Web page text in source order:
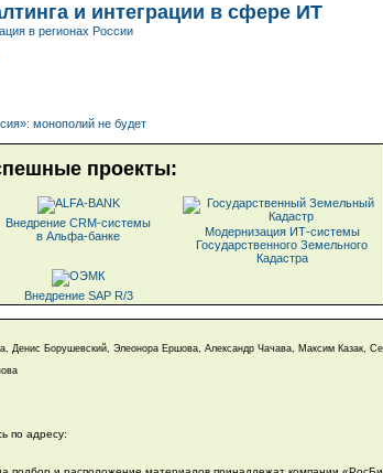
и интеграции в сфере ИТ
в регионах России
монополий не будет
проекты:
Внедрение CRM-системы
в Альфа-банке
Модернизация ИТ-системы
Государственного Земельного
Кадастра
Внедрение SAP R/3
Денис Борушевский, Элеонора Ершова, Александр Чачава, Максим Казак,
по адресу: